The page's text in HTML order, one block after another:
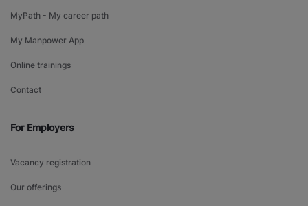
MyPath - My career path
My Manpower App
Online trainings
Contact
For Employers
Vacancy registration
Our offerings